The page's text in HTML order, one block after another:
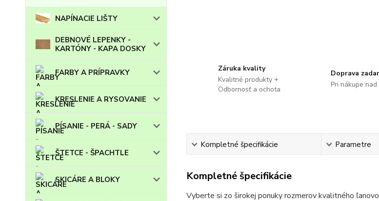
NAPÍNACIE LIŠTY
DEBNOVÉ LEPENKY -
KARTÓNY - KAPA DOSKY
FARBY A PRÍPRAVKY
KRESLENIE A RYSOVANIE
PÍSANIE - PERÁ - SADY
ŠTETCE - ŠPACHTLE
SKICÁRE A BLOKY
Záruka kvality
Kvalitné produkty +
Odbornosť a ochota
Doprava
Pri nákupe
Kompletné špecifikácie Parametre
Kompletné špecifikácie
Vyberte si zo širokej ponuky rozmerov kvalitného